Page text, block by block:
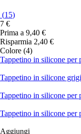
(15)
7 €
Prima a 9,40 €
Risparmia 2,40 €
Colore (4)
Tappetino in silicone per
Tappetino in silicone
Tappetino in silicone per
Tappetino in silicone per
Aggiungi